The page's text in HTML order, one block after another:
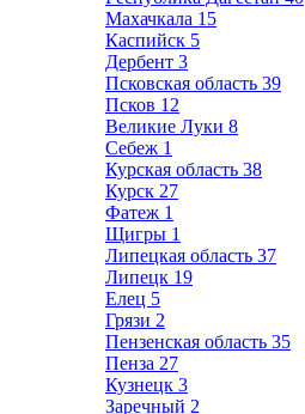
Махачкала 15
Каспийск 5
Дербент 3
Псковская область 39
Псков 12
Великие Луки 8
Себеж 1
Курская область 38
Курск 27
Фатеж 1
Щигры 1
Липецкая область 37
Липецк 19
Елец 5
Грязи 2
Пензенская область 35
Пенза 27
Кузнецк 3
Заречный 2